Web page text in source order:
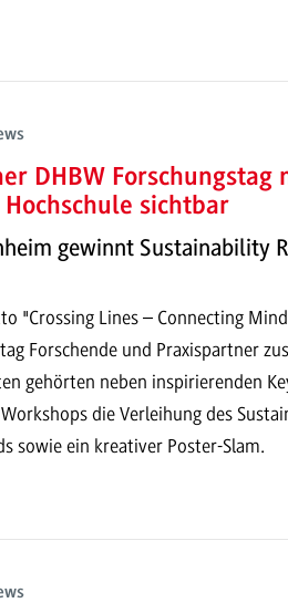
DHBW Forschungstag
sichtbar
gewinnt Sustainability
"Crossing Lines – Connecting
Forschende und Praxispartner
gehörten neben inspirierenden
die Verleihung des
sowie ein kreativer Poster-Slam.